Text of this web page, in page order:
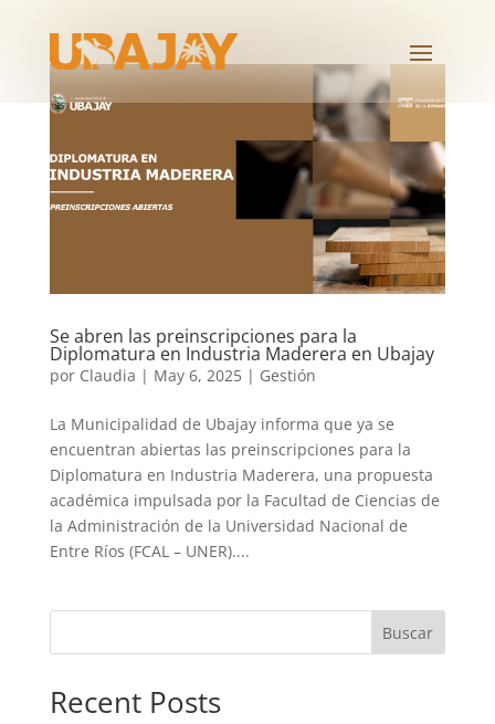
Se abren las preinscripciones para la
Diplomatura en Industria Maderera en Ubajay
por Claudia | May 6, 2025| Gestión
La Municipalidad de Ubajay informa que ya se
encuentran abiertas las preinscripciones para la
Diplomatura en Industria Maderera, una propuesta
académica impulsada por la Facultad de Ciencias de
la Administración de la Universidad Nacional de
Entre Ríos (FCAL – UNER)....
Buscar
Recent Posts